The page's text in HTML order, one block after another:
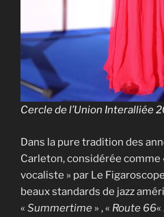
Cercle de l’Union Interalliée
Dans la pure tradition des
Carleton, considérée comme
vocaliste » par Le
beaux standards de jazz
« Summertime » , « Route 66«